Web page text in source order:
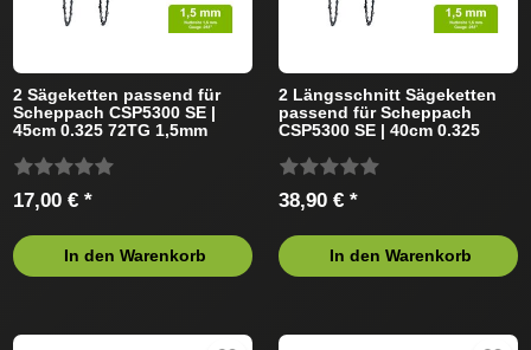
2 Sägeketten passend für
Scheppach CSP5300 SE |
45cm 0.325 72TG 1,5mm
17,00 € *
In den Warenkorb
2 Längsschnitt Sägeketten
passend für Scheppach
CSP5300 SE | 40cm 0.325
38,90 € *
In den Warenkorb